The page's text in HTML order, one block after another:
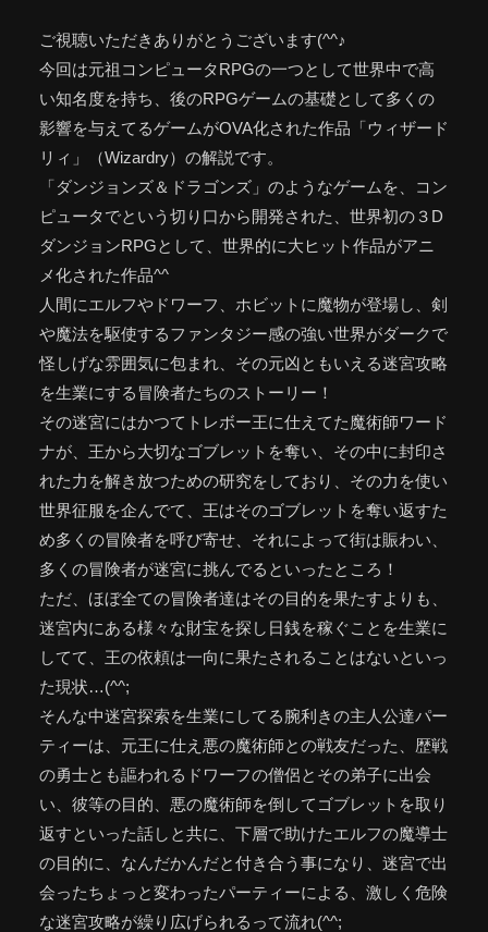
ご視聴いただきありがとうございます(^^♪
今回は元祖コンピュータRPGの一つとして世界中で高
い知名度を持ち、後のRPGゲームの基礎として多くの
影響を与えてるゲームがOVA化された作品「ウィザード
リィ」（Wizardry）の解説です。
「ダンジョンズ＆ドラゴンズ」のようなゲームを、コン
ピュータでという切り口から開発された、世界初の３D
ダンジョンRPGとして、世界的に大ヒット作品がアニ
メ化された作品^^
人間にエルフやドワーフ、ホビットに魔物が登場し、剣
や魔法を駆使するファンタジー感の強い世界がダークで
怪しげな雰囲気に包まれ、その元凶ともいえる迷宮攻略
を生業にする冒険者たちのストーリー！
その迷宮にはかつてトレボー王に仕えてた魔術師ワード
ナが、王から大切なゴブレットを奪い、その中に封印さ
れた力を解き放つための研究をしており、その力を使い
世界征服を企んでて、王はそのゴブレットを奪い返すた
め多くの冒険者を呼び寄せ、それによって街は賑わい、
多くの冒険者が迷宮に挑んでるといったところ！
ただ、ほぼ全ての冒険者達はその目的を果たすよりも、
迷宮内にある様々な財宝を探し日銭を稼ぐことを生業に
してて、王の依頼は一向に果たされることはないといっ
た現状…(^^;
そんな中迷宮探索を生業にしてる腕利きの主人公達パー
ティーは、元王に仕え悪の魔術師との戦友だった、歴戦
の勇士とも謳われるドワーフの僧侶とその弟子に出会
い、彼等の目的、悪の魔術師を倒してゴブレットを取り
返すといった話しと共に、下層で助けたエルフの魔導士
の目的に、なんだかんだと付き合う事になり、迷宮で出
会ったちょっと変わったパーティーによる、激しく危険
な迷宮攻略が繰り広げられるって流れ(^^;